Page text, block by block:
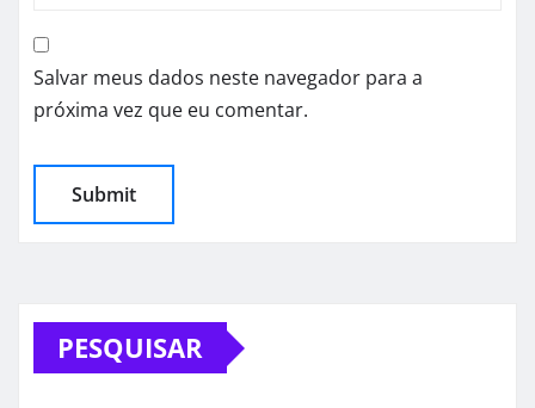
Salvar meus dados neste navegador para a
próxima vez que eu comentar.
PESQUISAR